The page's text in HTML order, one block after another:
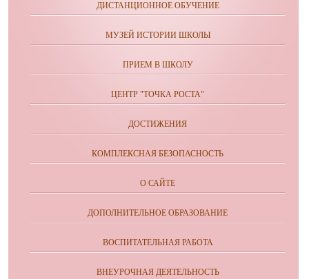
ДИСТАНЦИОННОЕ ОБУЧЕНИЕ
МУЗЕЙ ИСТОРИИ ШКОЛЫ
ПРИЕМ В ШКОЛУ
ЦЕНТР "ТОЧКА РОСТА"
ДОСТИЖЕНИЯ
КОМПЛЕКСНАЯ БЕЗОПАСНОСТЬ
О САЙТЕ
ДОПОЛНИТЕЛЬНОЕ ОБРАЗОВАНИЕ
ВОСПИТАТЕЛЬНАЯ РАБОТА
ВНЕУРОЧНАЯ ДЕЯТЕЛЬНОСТЬ